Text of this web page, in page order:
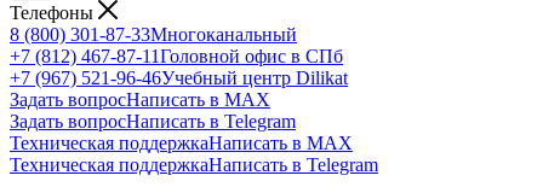
Телефоны
8 (800) 301-87-33Многоканальный
+7 (812) 467-87-11Головной офис в СПб
+7 (967) 521-96-46Учебный центр Dilikat
Задать вопросНаписать в MAX
Задать вопросНаписать в Telegram
Техническая поддержкаНаписать в MAX
Техническая поддержкаНаписать в Telegram